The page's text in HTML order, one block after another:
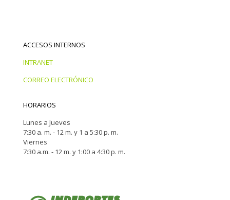
ACCESOS INTERNOS
INTRANET
CORREO ELECTRÓNICO
HORARIOS
Lunes a Jueves
7:30 a. m. - 12 m. y 1 a 5:30 p. m.
Viernes
7:30 a.m. - 12 m. y 1:00 a 4:30 p. m.